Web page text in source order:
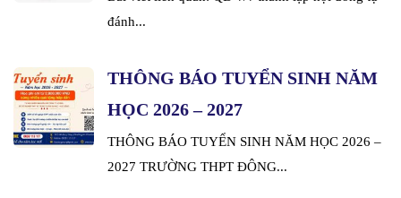
đánh...
THÔNG BÁO TUYỂN SINH NĂM
HỌC 2026 – 2027
THÔNG BÁO TUYỂN SINH NĂM HỌC 2026 –
2027 TRƯỜNG THPT ĐÔNG...